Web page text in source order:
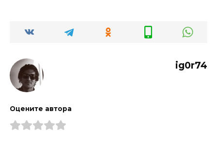
ig0r74
Оцените автора